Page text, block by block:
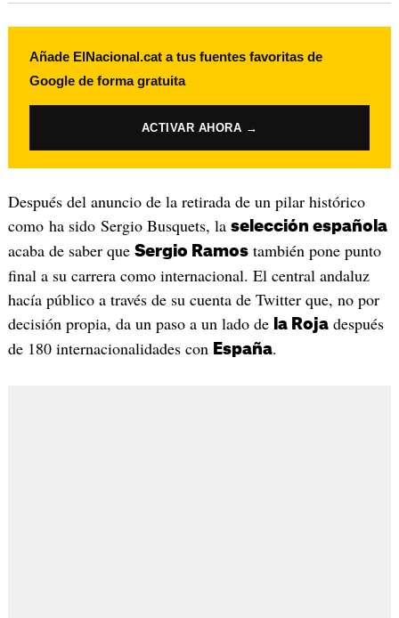
Añade ElNacional.cat a tus fuentes favoritas de
Google de forma gratuita
ACTIVAR AHORA →
Después del anuncio de la retirada de un pilar histórico
como ha sido Sergio Busquets, la selección española
acaba de saber que Sergio Ramostambién pone punto
final a su carrera como internacional. El central andaluz
hacía público a través de su cuenta de Twitter que, no por
decisión propia, da un paso a un lado de la Rojadespués
de 180 internacionalidades con España.